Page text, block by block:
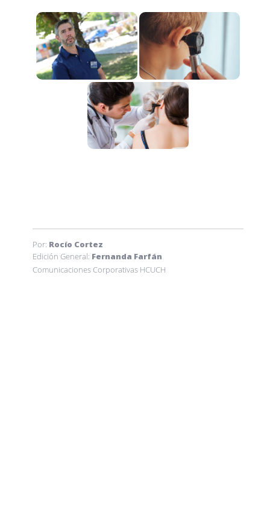
Por: Rocío Cortez
Edición General: Fernanda Farfán
Comunicaciones Corporativas HCUCH